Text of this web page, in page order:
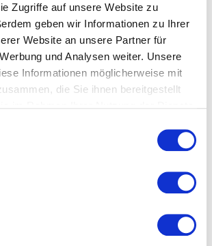
Zugriffe auf unsere Website zu
geben wir Informationen zu Ihrer
Website an unsere Partner für
und Analysen weiter. Unsere
Informationen möglicherweise mit
die Sie ihnen bereitgestellt
unsere Webseite weiterhin nutzen.